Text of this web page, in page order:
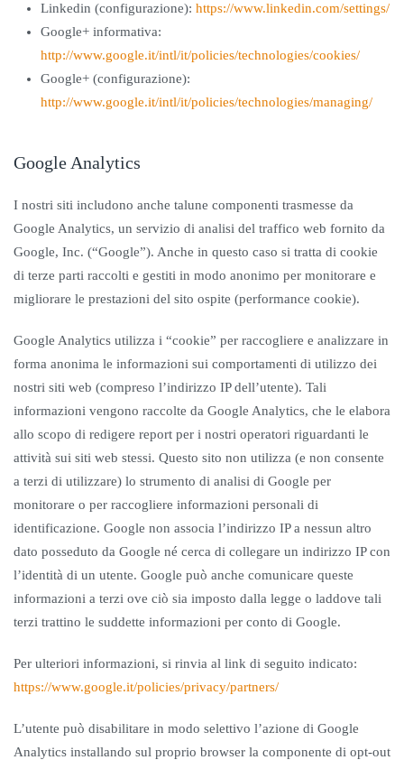
Linkedin (configurazione): https://www.linkedin.com/settings/
Google+ informativa:
http://www.google.it/intl/it/policies/technologies/cookies/
Google+ (configurazione):
http://www.google.it/intl/it/policies/technologies/managing/
Google Analytics
I nostri siti includono anche talune componenti trasmesse da
Google Analytics, un servizio di analisi del traffico web fornito da
Google, Inc. (“Google”). Anche in questo caso si tratta di cookie
di terze parti raccolti e gestiti in modo anonimo per monitorare e
migliorare le prestazioni del sito ospite (performance cookie).
Google Analytics utilizza i “cookie” per raccogliere e analizzare in
forma anonima le informazioni sui comportamenti di utilizzo dei
nostri siti web (compreso l’indirizzo IP dell’utente). Tali
informazioni vengono raccolte da Google Analytics, che le elabora
allo scopo di redigere report per i nostri operatori riguardanti le
attività sui siti web stessi. Questo sito non utilizza (e non consente
a terzi di utilizzare) lo strumento di analisi di Google per
monitorare o per raccogliere informazioni personali di
identificazione. Google non associa l’indirizzo IP a nessun altro
dato posseduto da Google né cerca di collegare un indirizzo IP con
l’identità di un utente. Google può anche comunicare queste
informazioni a terzi ove ciò sia imposto dalla legge o laddove tali
terzi trattino le suddette informazioni per conto di Google.
Per ulteriori informazioni, si rinvia al link di seguito indicato:
https://www.google.it/policies/privacy/partners/
L’utente può disabilitare in modo selettivo l’azione di Google
Analytics installando sul proprio browser la componente di opt-out